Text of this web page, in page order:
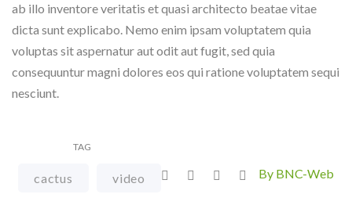
ab illo inventore veritatis et quasi architecto beatae vitae
dicta sunt explicabo. Nemo enim ipsam voluptatem quia
voluptas sit aspernatur aut odit aut fugit, sed quia
consequuntur magni dolores eos qui ratione voluptatem sequi
nesciunt.
TAG
cactus video By BNC-Web